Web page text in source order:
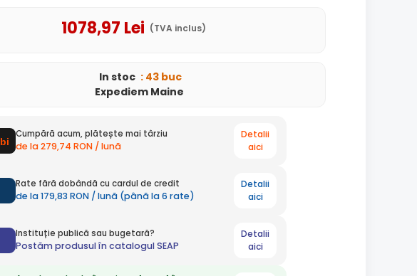
1078,97 Lei (TVA inclus)
In stoc : 43 buc
Expediem Maine
Cumpără acum, plătește mai târziu
de la 279,74 RON / lună
Detalii
aici
Rate fără dobândă cu cardul de credit
de la 179,83 RON / lună (până la 6 rate)
Detalii
aici
Instituție publică sau bugetară?
Postăm produsul în catalogul SEAP
Detalii
aici